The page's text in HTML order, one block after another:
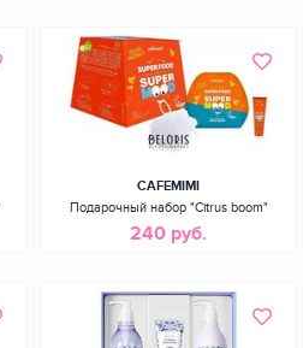
CAFEMIMI
Подарочный набор "Citrus boom"
240 руб.